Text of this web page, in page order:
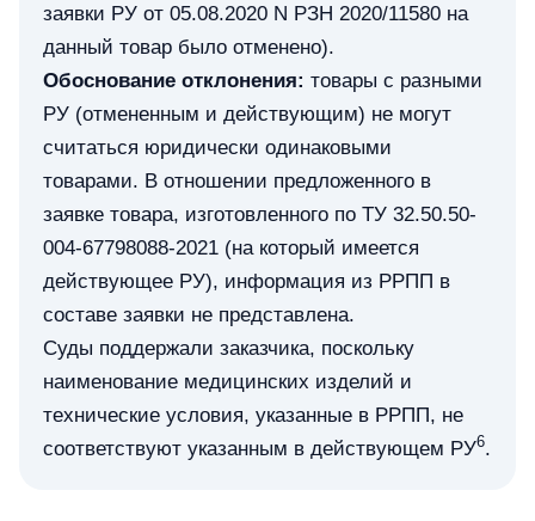
заявки РУ от 05.08.2020 N РЗН 2020/11580 на
данный товар было отменено).
Обоснование отклонения: товары с разными
РУ (отмененным и действующим) не могут
считаться юридически одинаковыми
товарами. В отношении предложенного в
заявке товара, изготовленного по ТУ 32.50.50-
004-67798088-2021 (на который имеется
действующее РУ), информация из РРПП в
составе заявки не представлена.
Суды поддержали заказчика, поскольку
наименование медицинских изделий и
технические условия, указанные в РРПП, не
соответствуют указанным в действующем РУ6.